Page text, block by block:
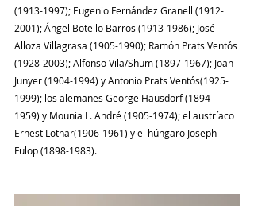
(1913-1997); Eugenio Fernández Granell (1912-
2001); Ángel Botello Barros (1913-1986); José
Alloza Villagrasa (1905-1990); Ramón Prats Ventós
(1928-2003); Alfonso Vila/Shum (1897-1967); Joan
Junyer (1904-1994) y Antonio Prats Ventós(1925-
1999); los alemanes George Hausdorf (1894-
1959) y Mounia L. André (1905-1974); el austríaco
Ernest Lothar(1906-1961) y el húngaro Joseph
Fulop (1898-1983).